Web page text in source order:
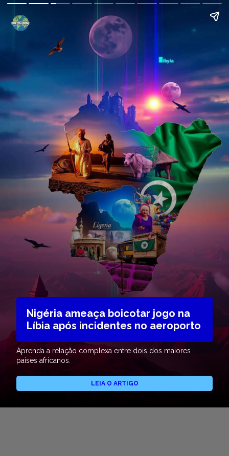
Nigéria ameaça boicotar jogo na
Líbia após incidentes no aeroporto
Aprenda a relação complexa entre dois dos maiores
países africanos.
LEIA O ARTIGO